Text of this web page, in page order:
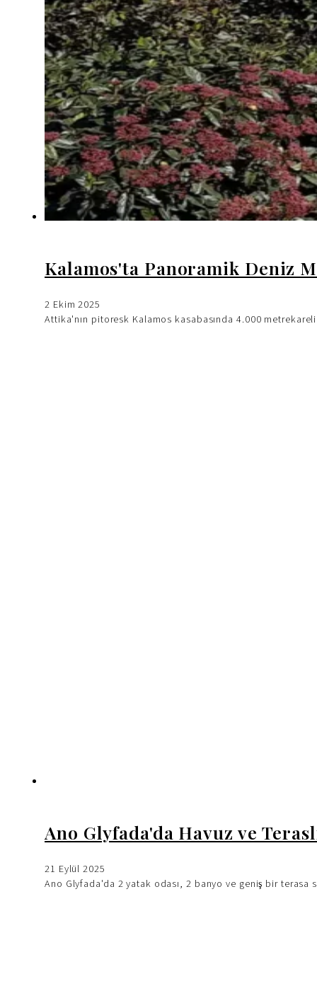
Kalamos'ta Panoramik Deniz
2 Ekim 2025
Attika'nın pitoresk Kalamos kasabasında 4.000
Ano Glyfada'da Havuz ve
21 Eylül 2025
Ano Glyfada'da 2 yatak odası, 2 banyo ve geniş bir